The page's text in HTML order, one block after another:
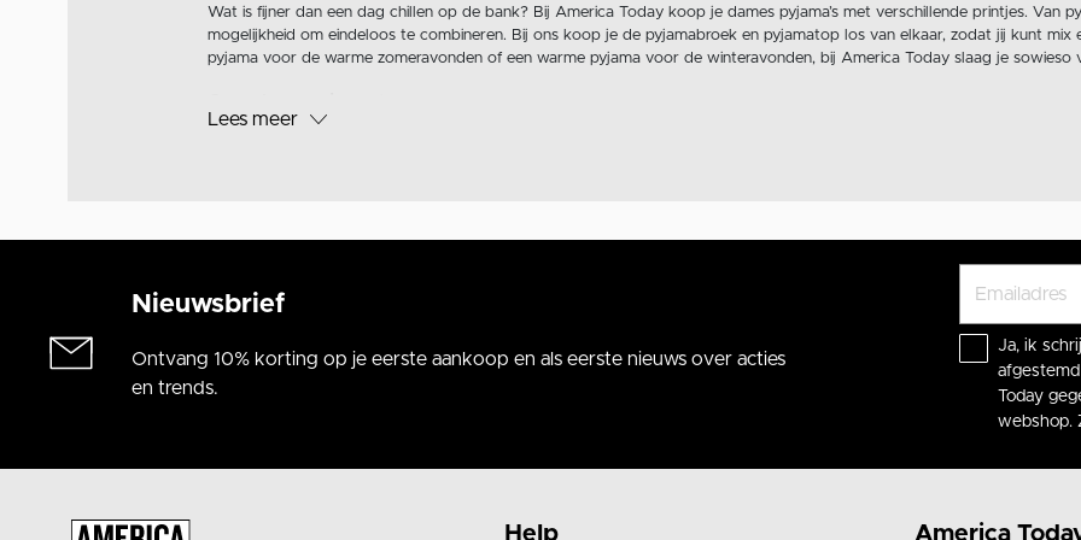
Wat is fijner dan een dag chillen op de bank? Bij America Today koop je dames pyjama’s met verschillende printjes. Van
mogelijkheid om eindeloos te combineren. Bij ons koop je de pyjamabroek en pyjamatop los van elkaar, zodat jij kunt
pyjama voor de warme zomeravonden of een warme pyjama voor de winteravonden, bij America Today slaag je sowieso
and you are
bank? Maak je outfit dan compleet met warme
collectie en
lounge outfit of pyjama gevonden? bestel deze dan gemakkelijk online of haal hem op in een van onze stores
Lees meer
Nieuwsbrief
Ontvang 10% korting op je eerste aankoop en als eerste nieuws over acties
en trends.
Ja, ik
Today
webshop.
Help America